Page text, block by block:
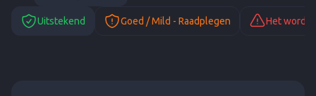
Uitstekend Goed / Mild - Raadplegen Het wordt